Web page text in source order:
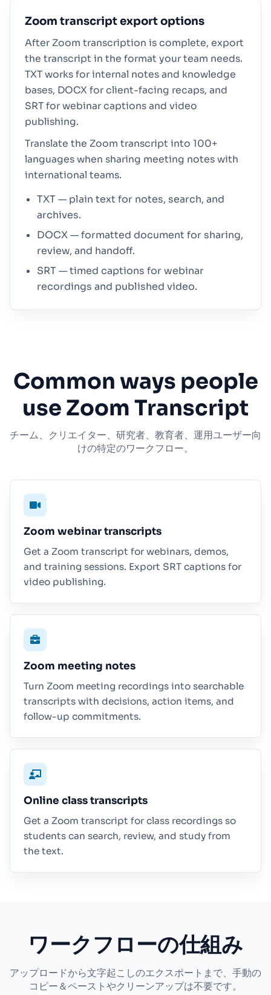
Zoom transcript export options
After Zoom transcription is complete, export
the transcript in the format your team needs.
TXT works for internal notes and knowledge
bases, DOCX for client-facing recaps, and
SRT for webinar captions and video
publishing.
Translate the Zoom transcript into 100+
languages when sharing meeting notes with
international teams.
TXT — plain text for notes, search, and
archives.
DOCX — formatted document for sharing,
review, and handoff.
SRT — timed captions for webinar
recordings and published video.
Common ways people
use Zoom Transcript
チーム、クリエイター、研究者、教育者、運用ユーザー向
けの特定のワークフロー。
Zoom webinar transcripts
Get a Zoom transcript for webinars, demos,
and training sessions. Export SRT captions for
video publishing.
Zoom meeting notes
Turn Zoom meeting recordings into searchable
transcripts with decisions, action items, and
follow-up commitments.
Online class transcripts
Get a Zoom transcript for class recordings so
students can search, review, and study from
the text.
ワークフローの仕組み
アップロードから文字起こしのエクスポートまで、手動の
コピー＆ペーストやクリーンアップは不要です。